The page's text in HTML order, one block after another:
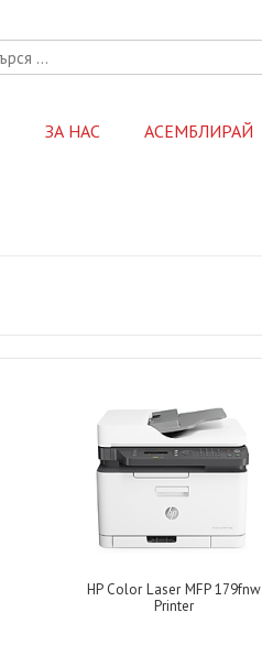
ЗА НАС АСЕМБЛИРАЙ
HP Color Laser MFP 179fnw
Printer